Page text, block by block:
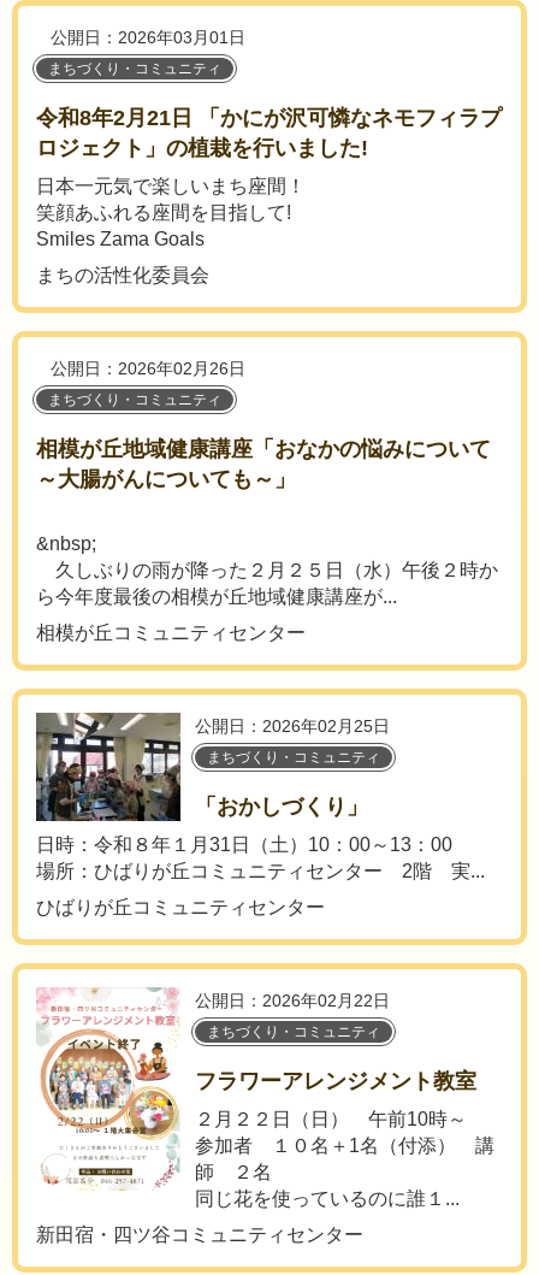
公開日：2026年03月01日
まちづくり・コミュニティ
令和8年2月21日 「かにが沢可憐なネモフィラプ
ロジェクト」の植栽を行いました!
日本一元気で楽しいまち座間！
笑顔あふれる座間を目指して!
Smiles Zama Goals
まちの活性化委員会
公開日：2026年02月26日
まちづくり・コミュニティ
相模が丘地域健康講座「おなかの悩みについて
～大腸がんについても～」
&nbsp;
久しぶりの雨が降った２月２５日（水）午後２時か
ら今年度最後の相模が丘地域健康講座が...
相模が丘コミュニティセンター
公開日：2026年02月25日
まちづくり・コミュニティ
「おかしづくり」
日時：令和８年１月31日（土）10：00～13：00
場所：ひばりが丘コミュニティセンター 2階 実...
ひばりが丘コミュニティセンター
公開日：2026年02月22日
まちづくり・コミュニティ
フラワーアレンジメント教室
２月２２日（日） 午前10時～
参加者 １０名＋1名（付添） 講
師 ２名
同じ花を使っているのに誰１...
新田宿・四ツ谷コミュニティセンター